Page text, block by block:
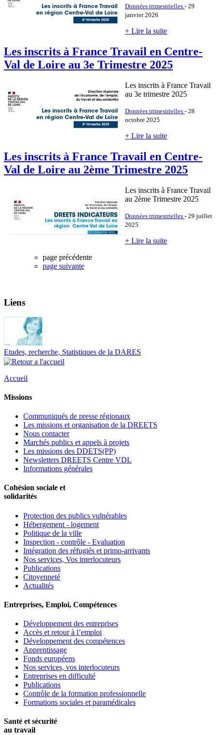
Données trimestrielles - 29
janvier 2026
+ Lire la suite
Les inscrits à France Travail en Centre-
Val de Loire au 3e Trimestre 2025
Les inscrits à France Travail
au 3e trimestre 2025
Données trimestrielles - 28
octobre 2025
+ Lire la suite
Les inscrits à France Travail en Centre-
Val de Loire au 2ème Trimestre 2025
Les inscrits à France Travail
au 2ème Trimestre 2025
Données trimestrielles - 29 juillet
2025
+ Lire la suite
page précédente
page suivante
Liens
Etudes, recherche, Statistiques de la DARES
Accueil
Missions
Communiqués de presse régionaux
Les missions et organisation de la DREETS
Nous contacter
Marchés publics et appels à projets
Les missions des DDETS(PP)
Newsletters DREETS Centre VDL
Informations générales
Cohésion sociale et
solidarités
Protection des publics vulnérables
Hébergement - logement
Politique de la ville
Inspection - contrôle - Evaluation
Intégration des réfugiés et primo-arrivants
Nos services, Vos interlocuteurs
Publications
Citoyenneté
Actualités
Entreprises, Emploi, Compétences
Développement des entreprises
Accès et retour à l’emploi
Développement des compétences
Apprentissage
Fonds européens
Nos services, vos interlocuteurs
Entreprises en difficulté
Publications
Contrôle de la formation professionnelle
Formations sociales et paramédicales
Santé et sécurité
au travail